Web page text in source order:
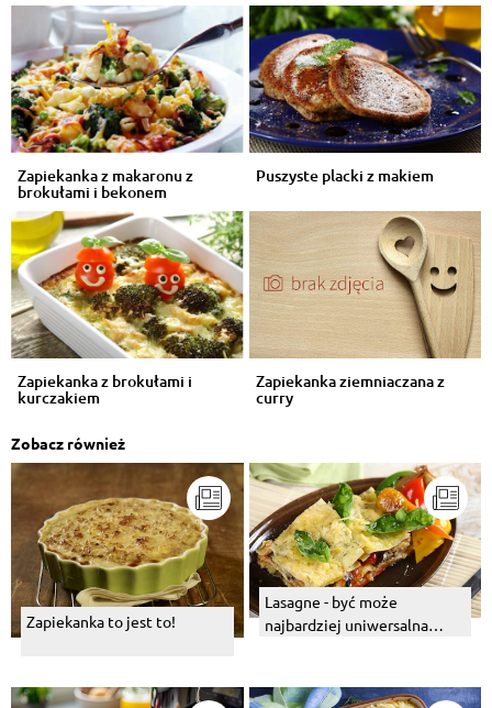
Zapiekanka z makaronu z
brokułami i bekonem
Puszyste placki z makiem
Zapiekanka z brokułami i
kurczakiem
Zapiekanka ziemniaczana z
curry
Zobacz również
Zapiekanka to jest to!
Lasagne - być może
najbardziej uniwersalna